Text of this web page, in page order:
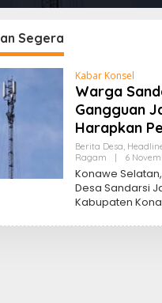
Segera
Kabar Konsel
Warga
Gangguan
Harapkan
Berita Desa,
Ragam
6
Konawe
Desa Sandarsi
Kabupaten